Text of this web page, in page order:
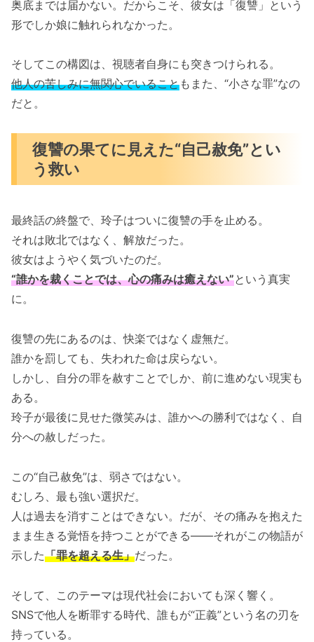
奥底までは届かない。だからこそ、彼女は「復讐」という
形でしか娘に触れられなかった。
そしてこの構図は、視聴者自身にも突きつけられる。
他人の苦しみに無関心でいることもまた、“小さな罪”なの
だと。
復讐の果てに見えた“自己赦免”とい
う救い
最終話の終盤で、玲子はついに復讐の手を止める。
それは敗北ではなく、解放だった。
彼女はようやく気づいたのだ。
“誰かを裁くことでは、心の痛みは癒えない”という真実
に。
復讐の先にあるのは、快楽ではなく虚無だ。
誰かを罰しても、失われた命は戻らない。
しかし、自分の罪を赦すことでしか、前に進めない現実も
ある。
玲子が最後に見せた微笑みは、誰かへの勝利ではなく、自
分への赦しだった。
この“自己赦免”は、弱さではない。
むしろ、最も強い選択だ。
人は過去を消すことはできない。だが、その痛みを抱えた
まま生きる覚悟を持つことができる――それがこの物語が
示した「罪を超える生」だった。
そして、このテーマは現代社会においても深く響く。
SNSで他人を断罪する時代、誰もが“正義”という名の刃を
持っている。